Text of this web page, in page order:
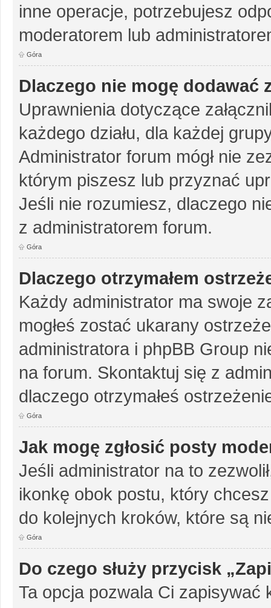
inne operacje, potrzebujesz
moderatorem lub
Góra
Dlaczego nie mogę dodawać
Uprawnienia dotyczące
każdego działu, dla każdej
Administrator forum mógł nie
którym piszesz lub przyznać
Jeśli nie rozumiesz, dlaczego
z administratorem forum.
Góra
Dlaczego otrzymałem
Każdy administrator ma swoje
mogłeś zostać ukarany
administratora i phpBB Group
na forum. Skontaktuj się z
dlaczego otrzymałeś
Góra
Jak mogę zgłosić posty
Jeśli administrator na to
ikonkę obok postu, który
do kolejnych kroków, które są
Góra
Do czego służy przycisk
Ta opcja pozwala Ci zapisywać